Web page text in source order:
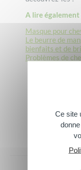
A lire également
Masque pour
Le beurre de
bienfaits et de
Problèmes de
Ce site